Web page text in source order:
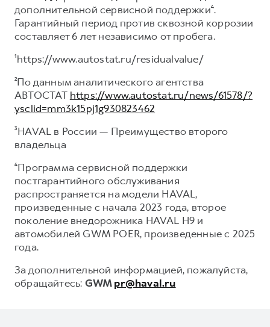
дополнительной сервисной поддержки⁴.
Гарантийный период против сквозной коррозии
составляет 6 лет независимо от пробега.
¹https://www.autostat.ru/residualvalue/
²По данным аналитического агентства
АВТОСТАТ https://www.autostat.ru/news/61578/?
ysclid=mm3k15pj1g930823462
³HAVAL в России — Преимущество второго
владельца
⁴Программа сервисной поддержки
постгарантийного обслуживания
распространяется на модели HAVAL,
произведенные с начала 2023 года, второе
поколение внедорожника HAVAL H9 и
автомобилей GWM POER, произведенные с 2025
года.
За дополнительной информацией, пожалуйста,
обращайтесь: GWMpr@haval.ru